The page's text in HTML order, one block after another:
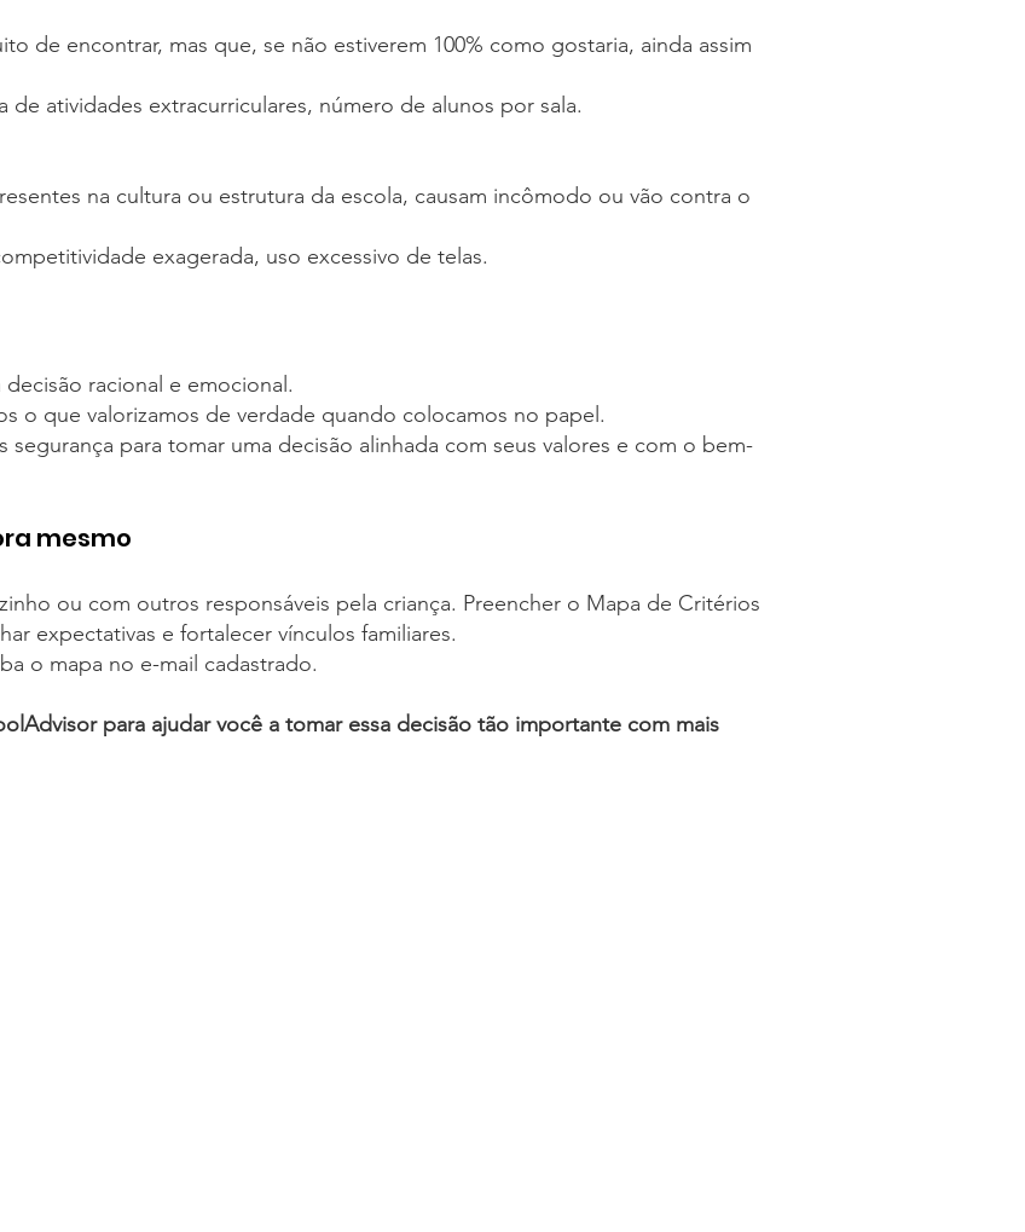
de encontrar, mas que, se não estiverem 100% como gostaria, ainda assim
atividades extracurriculares, número de alunos por sala.
na cultura ou estrutura da escola, causam incômodo ou vão contra o
exagerada, uso excessivo de telas.
racional e emocional.
o que valorizamos de verdade quando colocamos no papel.
segurança para tomar uma decisão alinhada com seus valores e com o bem-
mesmo
ou com outros responsáveis pela criança. Preencher o Mapa de Critérios
expectativas e fortalecer vínculos familiares.
o mapa no e-mail cadastrado.
para ajudar você a tomar essa decisão tão importante com mais